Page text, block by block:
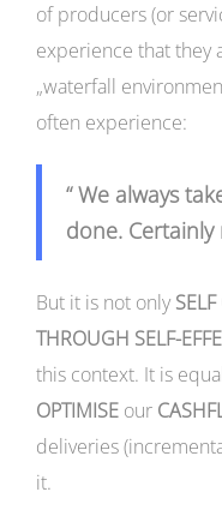
of producers (or
experience that they
„waterfall
often experience:
“ We always
done. Certainly
But it is not only
THROUGH SELF-
this context. It is
OPTIMISE our
deliveries
it.